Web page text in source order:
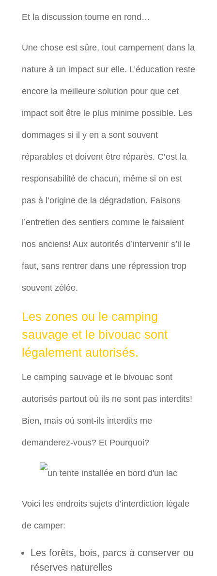
Et la discussion tourne en rond…
Une chose est sûre, tout campement dans la
nature à un impact sur elle. L’éducation reste
encore la meilleure solution pour que cet
impact soit être le plus minime possible. Les
dommages si il y en a sont souvent
réparables et doivent être réparés. C’est la
responsabilité de chacun, même si on est
pas à l’origine de la dégradation. Faisons
l’entretien des sentiers comme le faisaient
nos anciens! Aux autorités d’intervenir s’il le
faut, sans rentrer dans une répression trop
souvent zélée.
Les zones ou le camping
sauvage et le bivouac sont
légalement autorisés.
Le camping sauvage et le bivouac sont
autorisés partout où ils ne sont pas interdits!
Bien, mais où sont-ils interdits me
demanderez-vous? Et Pourquoi?
Voici les endroits sujets d’interdiction légale
de camper:
Les forêts, bois, parcs à conserver ou
réserves naturelles